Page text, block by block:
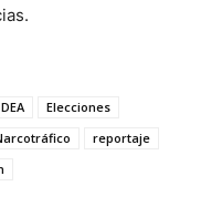
DEA
Elecciones
reportaje